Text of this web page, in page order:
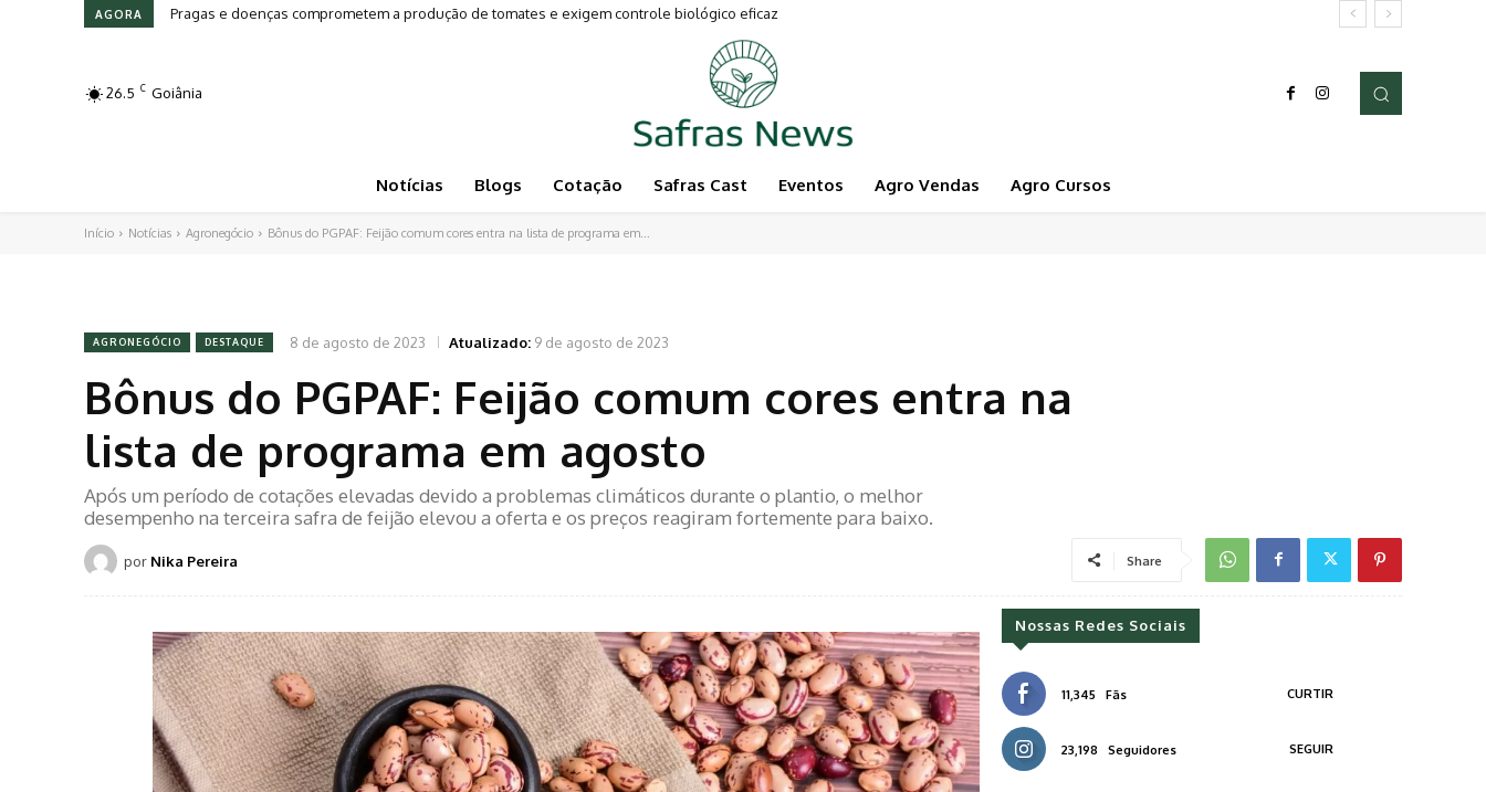
AGORA Pragas e doenças comprometem a produção de tomates e exigem controle biológico eficaz
Leilões em Alta: Genética e investimento movimentam a Pecuária
26.5 C Goiânia
Notícias Blogs Cotação Safras Cast Eventos Agro Vendas Agro Cursos
Início Notícias Agronegócio Bônus do PGPAF: Feijão comum cores entra na lista de programa em...
AGRONEGÓCIO DESTAQUE 8 de agosto de 2023 Atualizado: 9 de agosto de 2023
Bônus do PGPAF: Feijão comum cores entra na
lista de programa em agosto
Após um período de cotações elevadas devido a problemas climáticos durante o plantio, o melhor
desempenho na terceira safra de feijão elevou a oferta e os preços reagiram fortemente para baixo.
por Nika Pereira Share
Nossas Redes Sociais
11,345 Fãs CURTIR
23,198 Seguidores SEGUIR